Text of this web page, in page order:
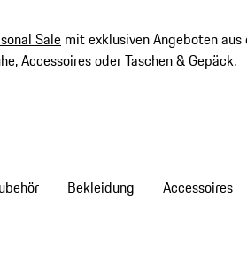
Sale mit exklusiven Angeboten aus
,AccessoiresoderTaschen & Gepäck.
Bekleidung Accessoires